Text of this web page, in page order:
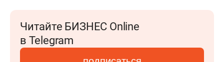
Читайте БИЗНЕС Online
в Telegram